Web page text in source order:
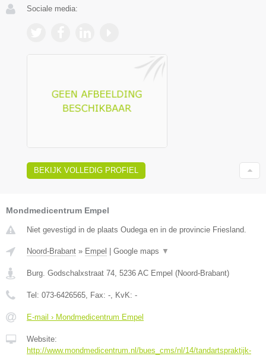
Sociale media:
BEKIJK VOLLEDIG PROFIEL
Mondmedicentrum Empel
Niet gevestigd in de plaats Oudega en in de provincie Friesland.
Noord-Brabant » Empel Google maps ▼
Burg. Godschalxstraat 74, 5236 AC Empel (Noord-Brabant)
Tel: 073-6426565, Fax: -, KvK: -
E-mail › Mondmedicentrum Empel
Website:
http://www.mondmedicentrum.nl/bues_cms/nl/14/tandartspraktijk-